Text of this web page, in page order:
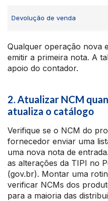
Devolução de venda
Qualquer operação nova
emitir a primeira nota. A
apoio do contador.
2. Atualizar NCM
atualiza o catálogo
Verifique se o NCM do
fornecedor enviar uma
uma nova nota de
as alterações da TIPI no
(gov.br). Montar uma
verificar NCMs dos
para a maioria das